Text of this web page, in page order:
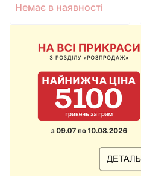
Немає в наявності